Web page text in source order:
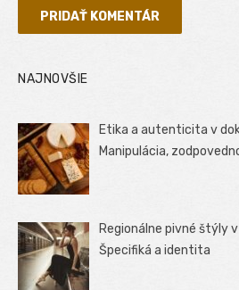
NAJNOVŠIE
Etika a autenticita v
Manipulácia,
Regionálne pivné štýly
Špecifiká a identita